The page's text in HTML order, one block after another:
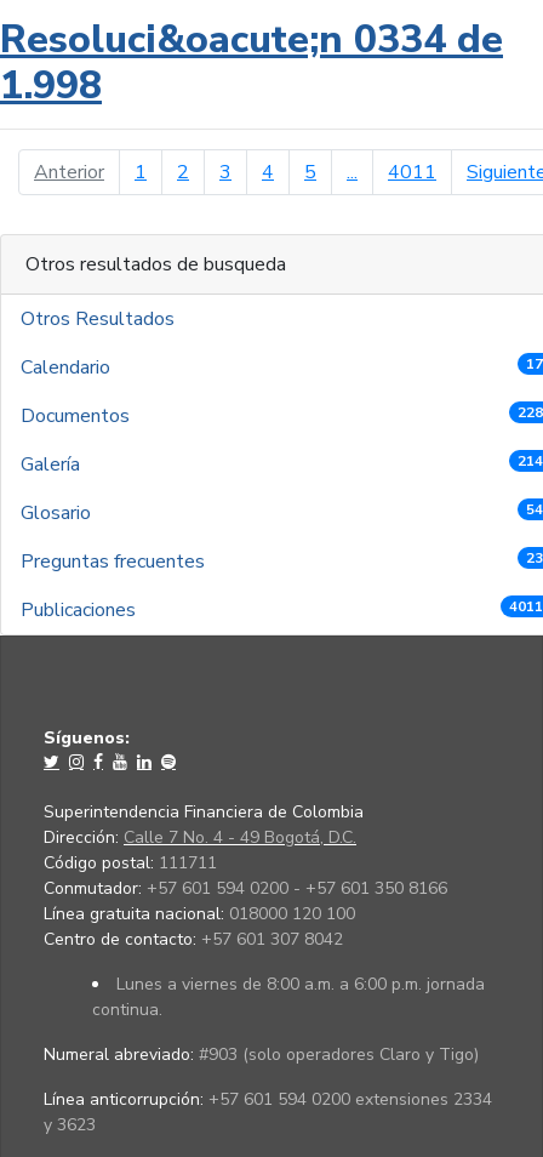
Resoluci&oacute;n 0334 de
1.998
Anteriorpágina anterior
1 2 3 4 5 ... 4011
Otros resultados de busqueda
Otros Resultados
Calendario
Documentos
Galería
Glosario
Preguntas frecuentes
Publicaciones
Síguenos:
Superintendencia Financiera de Colombia
Dirección: Calle 7 No. 4 - 49 Bogotá, D.C.
Código postal: 111711
Conmutador: +57 601 594 0200 - +57 601 350 8166
Línea gratuita nacional: 018000 120 100
Centro de contacto: +57 601 307 8042
Lunes a viernes de 8:00 a.m. a 6:00 p.m. jornada
continua.
Numeral abreviado: #903 (solo operadores Claro y Tigo)
Línea anticorrupción: +57 601 594 0200 extensiones 2334
y 3623